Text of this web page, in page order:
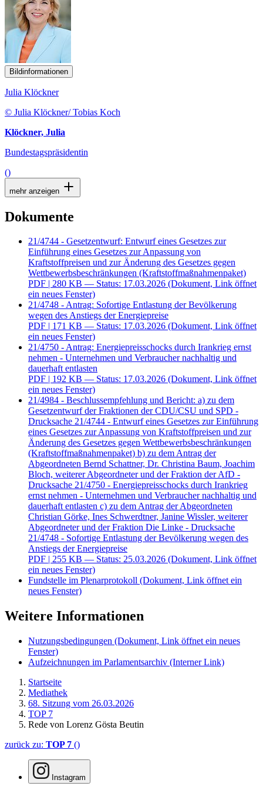
Bildinformationen
Julia Klöckner
© Julia Klöckner/ Tobias Koch
Klöckner, Julia
Bundestagspräsidentin
()
mehr anzeigen
Dokumente
21/4744 - Gesetzentwurf: Entwurf eines Gesetzes zur
Einführung eines Gesetzes zur Anpassung von
Kraftstoffpreisen und zur Änderung des Gesetzes gegen
Wettbewerbsbeschränkungen (Kraftstoffmaßnahmenpaket)
PDF | 280 KB — Status: 17.03.2026 (Dokument, Link öffnet
ein neues Fenster)
21/4748 - Antrag: Sofortige Entlastung der Bevölkerung
wegen des Anstiegs der Energiepreise
PDF | 171 KB — Status: 17.03.2026 (Dokument, Link öffnet
ein neues Fenster)
21/4750 - Antrag: Energiepreisschocks durch Irankrieg ernst
nehmen - Unternehmen und Verbraucher nachhaltig und
dauerhaft entlasten
PDF | 192 KB — Status: 17.03.2026 (Dokument, Link öffnet
ein neues Fenster)
21/4984 - Beschlussempfehlung und Bericht: a) zu dem
Gesetzentwurf der Fraktionen der CDU/CSU und SPD -
Drucksache 21/4744 - Entwurf eines Gesetzes zur Einführung
eines Gesetzes zur Anpassung von Kraftstoffpreisen und zur
Änderung des Gesetzes gegen Wettbewerbsbeschränkungen
(Kraftstoffmaßnahmenpaket) b) zu dem Antrag der
Abgeordneten Bernd Schattner, Dr. Christina Baum, Joachim
Bloch, weiterer Abgeordneter und der Fraktion der AfD -
Drucksache 21/4750 - Energiepreisschocks durch Irankrieg
ernst nehmen - Unternehmen und Verbraucher nachhaltig und
dauerhaft entlasten c) zu dem Antrag der Abgeordneten
Christian Görke, Ines Schwerdtner, Janine Wissler, weiterer
Abgeordneter und der Fraktion Die Linke - Drucksache
21/4748 - Sofortige Entlastung der Bevölkerung wegen des
Anstiegs der Energiepreise
PDF | 255 KB — Status: 25.03.2026 (Dokument, Link öffnet
ein neues Fenster)
Fundstelle im Plenarprotokoll (Dokument, Link öffnet ein
neues Fenster)
Weitere Informationen
Nutzungsbedingungen (Dokument, Link öffnet ein neues
Fenster)
Aufzeichnungen im Parlamentsarchiv (Interner Link)
Startseite
Mediathek
68. Sitzung vom 26.03.2026
TOP 7
Rede von Lorenz Gösta Beutin
zurück zu: TOP 7 ()
Instagram